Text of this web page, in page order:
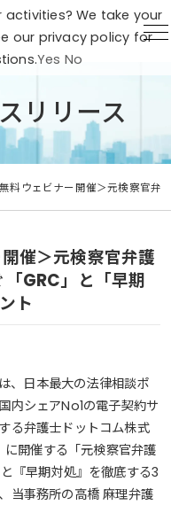
リリース
無料ウェビナー開催＞元検察官
催＞元検察官弁護
GRC」と「早期
ト
、日本最大の法律相談ポ
内シェアNo1の電子契約サ
る弁護士ドットコム株式
に開催する「元検察官弁護
『早期対処』を徹底する3
当事務所の高橋 麻理弁護
We take your
our privacy policy for
Yes No